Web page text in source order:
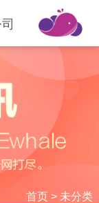
首页> 未分类